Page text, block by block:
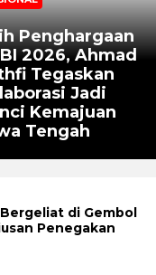
Penghargaan
2026, Ahmad
Tegaskan
Jadi
Kemajuan
Tengah
di Gembol
Penegakan